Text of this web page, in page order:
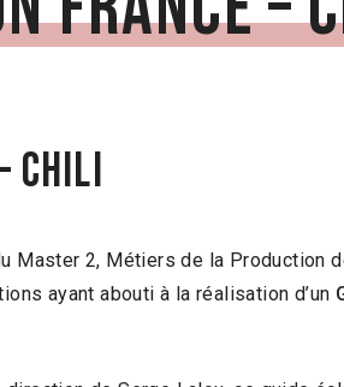
CHILI
Master 2, Métiers de la Production
ayant abouti à la réalisation d’un